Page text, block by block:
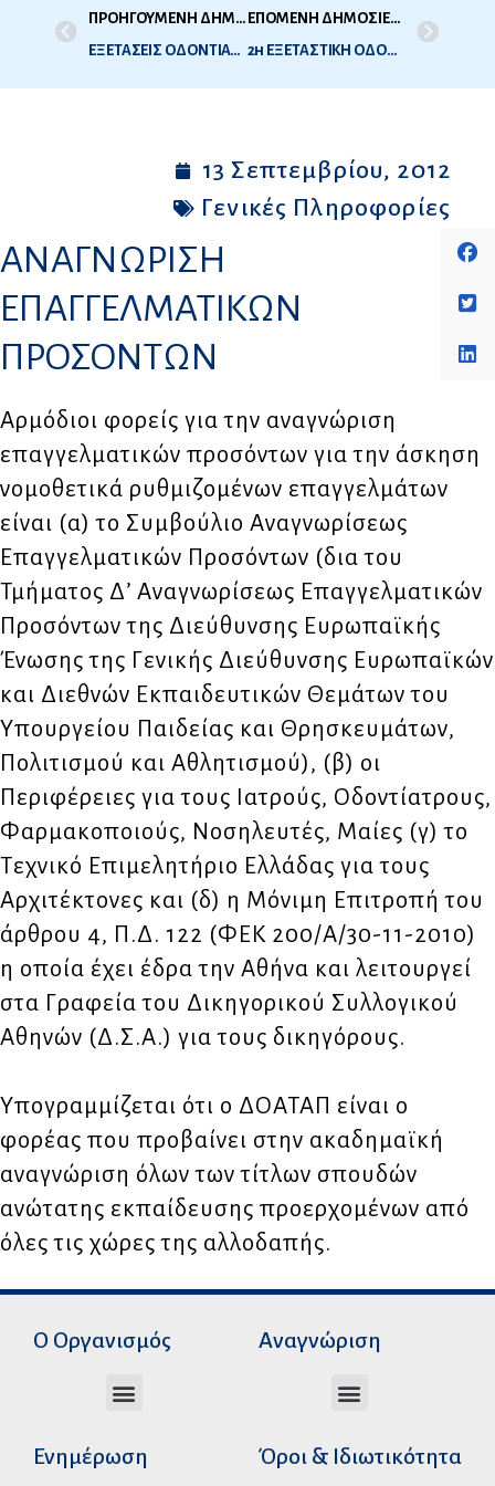
ΠΡΟΗΓΟΥΜΕΝΗ ΔΗΜΟΣΙΕΥΣΗ
ΕΞΕΤΑΣΕΙΣ ΟΔΟΝΤΙΑΤΡΙΚΗΣ Δ.Ο.Α.Τ.Α.Π. 2012 – 2η ΕΞΕΤΑΣΤΙΚΗ
ΕΠΟΜΕΝΗ ΔΗΜΟΣΙΕΥΣΗ
2η ΕΞΕΤΑΣΤΙΚΗ ΟΔΟΝΤΙΑΤΡΙΚΗΣ 2012 – ΔΗΛΩΣΕΙΣ ΣΥΜΜΕΤΟΧΗΣ
13 Σεπτεμβρίου, 2012
Γενικές Πληροφορίες
ΑΝΑΓΝΩΡΙΣΗ
ΕΠΑΓΓΕΛΜΑΤΙΚΩΝ
ΠΡΟΣΟΝΤΩΝ
Αρμόδιοι φορείς για την αναγνώριση
επαγγελματικών προσόντων για την άσκηση
νομοθετικά ρυθμιζομένων επαγγελμάτων
είναι (α) το Συμβούλιο Αναγνωρίσεως
Επαγγελματικών Προσόντων (δια του
Τμήματος Δ’ Αναγνωρίσεως Επαγγελματικών
Προσόντων της Διεύθυνσης Ευρωπαϊκής
Ένωσης της Γενικής Διεύθυνσης Ευρωπαϊκών
και Διεθνών Εκπαιδευτικών Θεμάτων του
Υπουργείου Παιδείας και Θρησκευμάτων,
Πολιτισμού και Αθλητισμού), (β) οι
Περιφέρειες για τους Ιατρούς, Οδοντίατρους,
Φαρμακοποιούς, Νοσηλευτές, Μαίες (γ) το
Τεχνικό Επιμελητήριο Ελλάδας για τους
Αρχιτέκτονες και (δ) η Μόνιμη Επιτροπή του
άρθρου 4, Π.Δ. 122 (ΦΕΚ 200/Α/30-11-2010)
η οποία έχει έδρα την Αθήνα και λειτουργεί
στα Γραφεία του Δικηγορικού Συλλογικού
Αθηνών (Δ.Σ.Α.) για τους δικηγόρους.
Υπογραμμίζεται ότι ο ΔΟΑΤΑΠ είναι ο
φορέας που προβαίνει στην ακαδημαϊκή
αναγνώριση όλων των τίτλων σπουδών
ανώτατης εκπαίδευσης προερχομένων από
όλες τις χώρες της αλλοδαπής.
Ο Οργανισμός Αναγνώριση
Ενημέρωση Όροι & Ιδιωτικότητα